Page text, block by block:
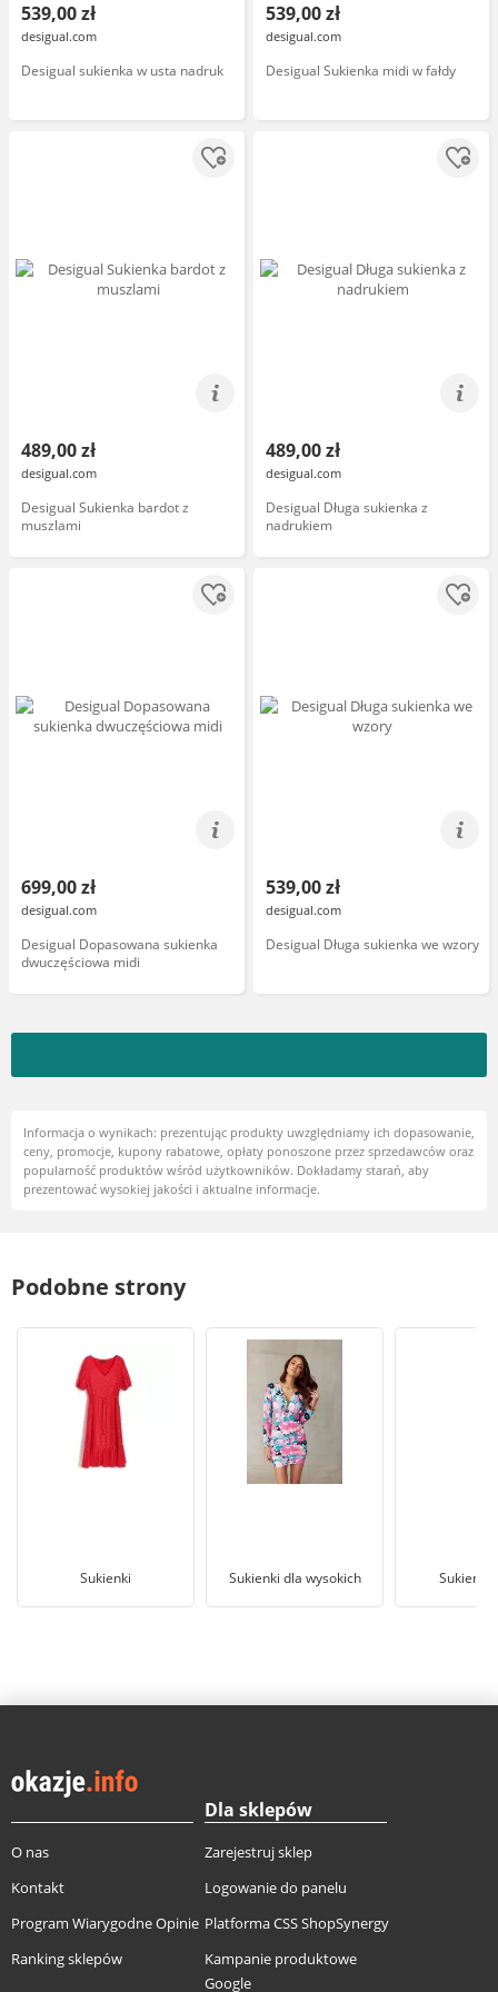
539,00 zł
desigual.com
Desigual sukienka w usta nadruk
539,00 zł
desigual.com
Desigual Sukienka midi w fałdy
489,00 zł
desigual.com
Desigual Sukienka bardot z
muszlami
489,00 zł
desigual.com
Desigual Długa sukienka z
nadrukiem
699,00 zł
desigual.com
Desigual Dopasowana sukienka
dwuczęściowa midi
539,00 zł
desigual.com
Desigual Długa sukienka we wzory
Informacja o wynikach: prezentując produkty uwzględniamy ich dopasowanie,
ceny, promocje, kupony rabatowe, opłaty ponoszone przez sprzedawców oraz
popularność produktów wśród użytkowników. Dokładamy starań, aby
prezentować wysokiej jakości i aktualne informacje.
Podobne strony
Sukienki Sukienki dla wysokich Sukienki
O nas
Kontakt
Program Wiarygodne Opinie
Ranking sklepów
Dla sklepów
Zarejestruj sklep
Logowanie do panelu
Platforma CSS ShopSynergy
Kampanie produktowe
Google